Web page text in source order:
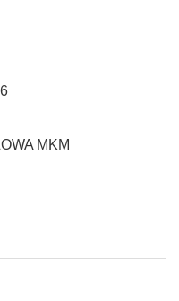
MKM